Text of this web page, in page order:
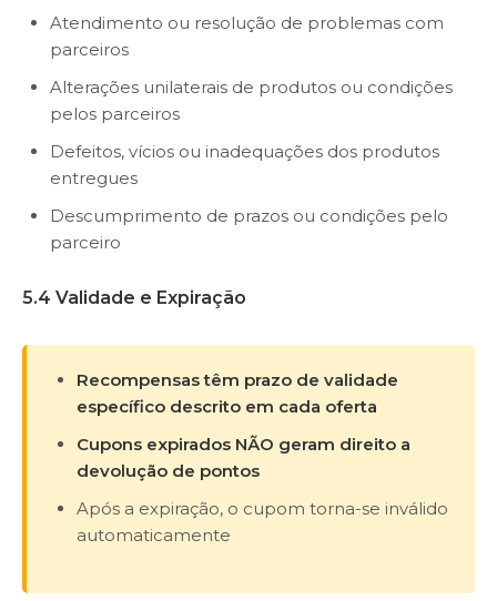
Atendimento ou resolução de problemas com
parceiros
Alterações unilaterais de produtos ou condições
pelos parceiros
Defeitos, vícios ou inadequações dos produtos
entregues
Descumprimento de prazos ou condições pelo
parceiro
5.4 Validade e Expiração
Recompensas têm prazo de validade
específico descrito em cada oferta
Cupons expirados NÃO geram direito a
devolução de pontos
Após a expiração, o cupom torna-se inválido
automaticamente